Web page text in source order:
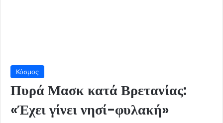
Κόσμος
Πυρά Μασκ κατά Βρετανίας:
«Έχει γίνει νησί-φυλακή»